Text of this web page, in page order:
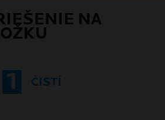
NA
1 ČISTÍ